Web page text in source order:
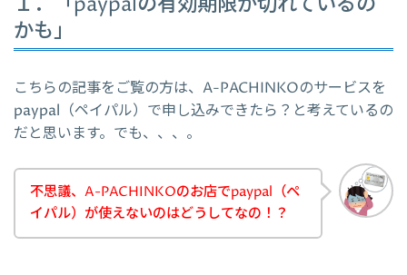
かも」
こちらの記事をご覧の方は、A-PACHINKOのサービスを
paypal（ペイパル）で申し込みできたら？と考えているの
だと思います。でも、、、。
不思議、A-PACHINKOのお店でpaypal（ペ
イパル）が使えないのはどうしてなの！？